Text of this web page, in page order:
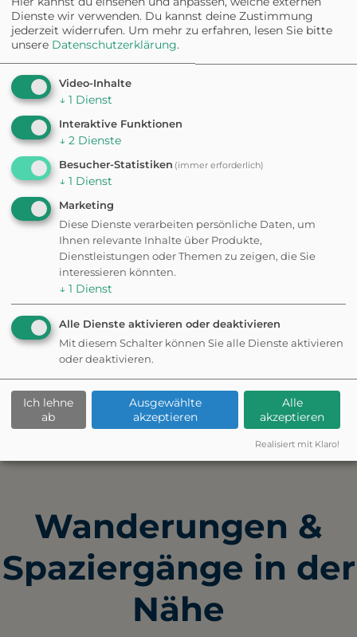
Hundeauslauf Albhöhe
Eingezäunt
WILDPARK
ATTRAKTION
Familienpark
ATTRAKTION
Ponyhof & Märchenpark
Kostenpflichtig
Wanderungen &
Spaziergänge in der
Nähe
Dienste wir verwenden. Du kannst deine Zustimmung
jederzeit widerrufen. Um mehr zu erfahren, lesen Sie bitte
unsere Datenschutzerklärung.
Video-Inhalte
↓ 1 Dienst
Interaktive Funktionen
↓ 2 Dienste
Besucher-Statistiken (immer erforderlich)
↓ 1 Dienst
Marketing
Diese Dienste verarbeiten persönliche Daten, um
Ihnen relevante Inhalte über Produkte,
Dienstleistungen oder Themen zu zeigen, die Sie
interessieren könnten.
↓ 1 Dienst
Alle Dienste aktivieren oder deaktivieren
Mit diesem Schalter können Sie alle Dienste aktivieren
oder deaktivieren.
Ich lehne
ab
Ausgewählte
akzeptieren
Alle
akzeptieren
Realisiert mit Klaro!